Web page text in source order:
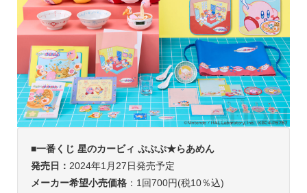
■一番くじ 星のカービィ ぷぷぷ★らあめん
発売日： 2024年1月27日発売予定
メーカー希望小売価格：1回700円(税10％込)